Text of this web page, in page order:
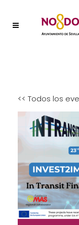
<< Todos los